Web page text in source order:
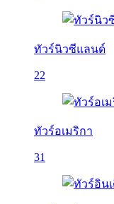
ทัวร์นิวซีแลนด์
22
ทัวร์อเมริกา
31